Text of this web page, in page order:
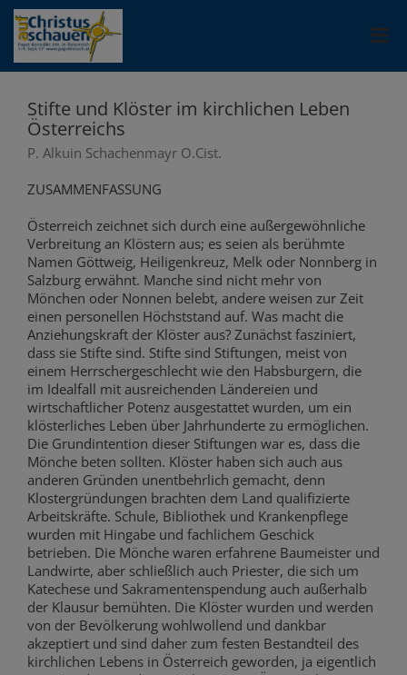
Stifte und Klöster im kirchlichen Leben
Österreichs
P. Alkuin Schachenmayr O.Cist.
ZUSAMMENFASSUNG
Österreich zeichnet sich durch eine außergewöhnliche
Verbreitung an Klöstern aus; es seien als berühmte
Namen Göttweig, Heiligenkreuz, Melk oder Nonnberg in
Salzburg erwähnt. Manche sind nicht mehr von
Mönchen oder Nonnen belebt, andere weisen zur Zeit
einen personellen Höchststand auf. Was macht die
Anziehungskraft der Klöster aus? Zunächst fasziniert,
dass sie Stifte sind. Stifte sind Stiftungen, meist von
einem Herrschergeschlecht wie den Habsburgern, die
im Idealfall mit ausreichenden Ländereien und
wirtschaftlicher Potenz ausgestattet wurden, um ein
klösterliches Leben über Jahrhunderte zu ermöglichen.
Die Grundintention dieser Stiftungen war es, dass die
Mönche beten sollten. Klöster haben sich auch aus
anderen Gründen unentbehrlich gemacht, denn
Klostergründungen brachten dem Land qualifizierte
Arbeitskräfte. Schule, Bibliothek und Krankenpflege
wurden mit Hingabe und fachlichem Geschick
betrieben. Die Mönche waren erfahrene Baumeister und
Landwirte, aber schließlich auch Priester, die sich um
Katechese und Sakramentenspendung auch außerhalb
der Klausur bemühten. Die Klöster wurden und werden
von der Bevölkerung wohlwollend und dankbar
akzeptiert und sind daher zum festen Bestandteil des
kirchlichen Lebens in Österreich geworden, ja eigentlich